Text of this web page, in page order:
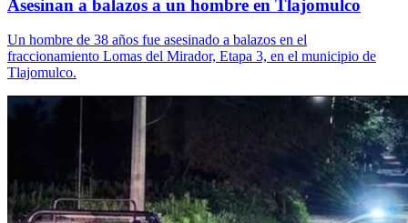
Asesinan a balazos a un hombre en Tlajomulco
Un hombre de 38 años fue asesinado a balazos en el
fraccionamiento Lomas del Mirador, Etapa 3, en el municipio de
Tlajomulco.